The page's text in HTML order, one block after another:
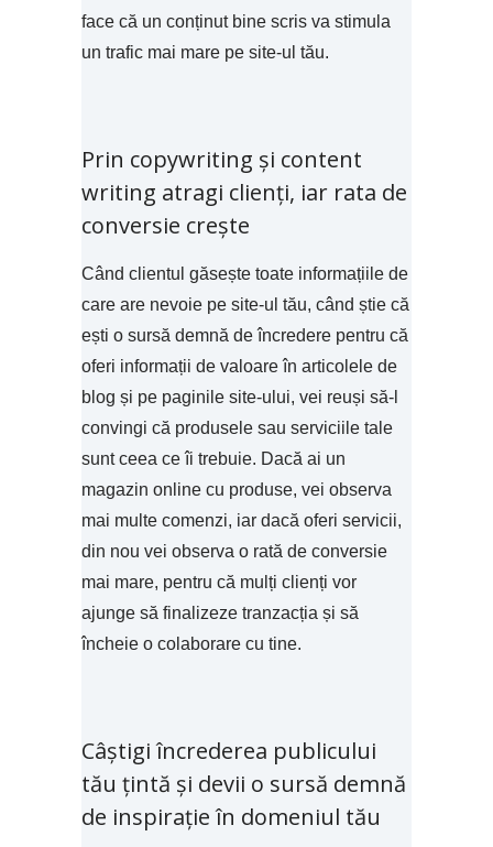
face că un conținut bine scris va stimula
un trafic mai mare pe site-ul tău.
Prin copywriting și content
writing atragi clienți, iar rata de
conversie crește
Când clientul găsește toate informațiile de
care are nevoie pe site-ul tău, când știe că
ești o sursă demnă de încredere pentru că
oferi informații de valoare în articolele de
blog și pe paginile site-ului, vei reuși să-l
convingi că produsele sau serviciile tale
sunt ceea ce îi trebuie. Dacă ai un
magazin online cu produse, vei observa
mai multe comenzi, iar dacă oferi servicii,
din nou vei observa o rată de conversie
mai mare, pentru că mulți clienți vor
ajunge să finalizeze tranzacția și să
încheie o colaborare cu tine.
Câștigi încrederea publicului
tău țintă și devii o sursă demnă
de inspirație în domeniul tău